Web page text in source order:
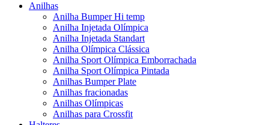
Anilhas
Anilha Bumper Hi temp
Anilha Injetada Olímpica
Anilha Injetada Standart
Anilha Olímpica Clássica
Anilha Sport Olímpica Emborrachada
Anilha Sport Olímpica Pintada
Anilhas Bumper Plate
Anilhas fracionadas
Anilhas Olímpicas
Anilhas para Crossfit